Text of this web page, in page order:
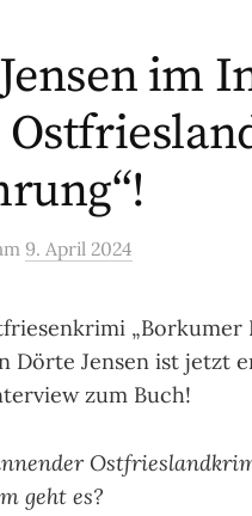
im
9. April 2024
„Borkumer
Dörte Jensen ist jetzt
zum Buch!
geht es?